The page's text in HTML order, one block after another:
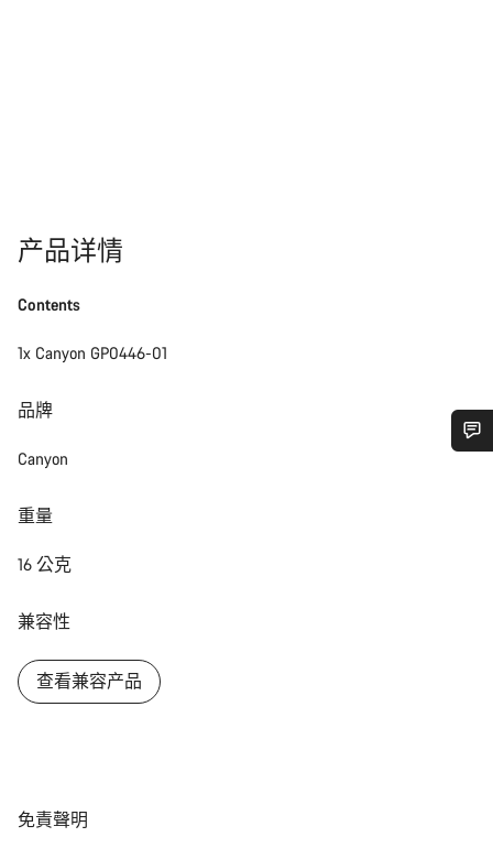
产品详情
Contents
1x Canyon GP0446-01
品牌
Canyon
重量
16 公克
兼容性
查看兼容产品
免
免責聲明
需要協助嗎？